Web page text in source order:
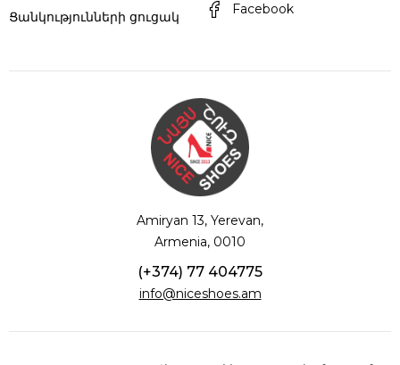
Ցանկությունների ցուցակ
Facebook
Amiryan 13, Yerevan,
Armenia, 0010
(+374) 77 404775
info@niceshoes.am